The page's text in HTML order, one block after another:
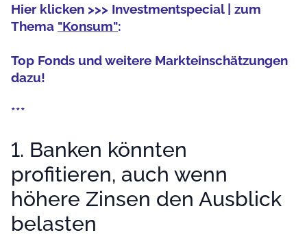
Hier klicken >>> Investmentspecial | zum
Thema "Konsum":
Top Fonds und weitere Markteinschätzungen
dazu!
***
1. Banken könnten
profitieren, auch wenn
höhere Zinsen den Ausblick
belasten